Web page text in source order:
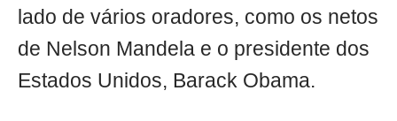
lado de vários oradores, como os netos
de Nelson Mandela e o presidente dos
Estados Unidos, Barack Obama.